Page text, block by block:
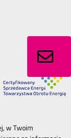
w Twoim